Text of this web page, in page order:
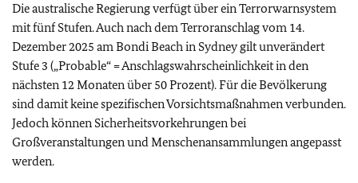
Die australische Regierung verfügt über ein Terrorwarnsystem
mit fünf Stufen. Auch nach dem Terroranschlag vom 14.
Dezember 2025 am Bondi Beach in Sydney gilt unverändert
Stufe 3 („Probable“ = Anschlagswahrscheinlichkeit in den
nächsten 12 Monaten über 50 Prozent). Für die Bevölkerung
sind damit keine spezifischen Vorsichtsmaßnahmen verbunden.
Jedoch können Sicherheitsvorkehrungen bei
Großveranstaltungen und Menschenansammlungen angepasst
werden.